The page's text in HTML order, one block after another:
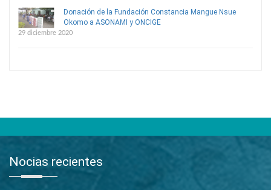
Donación de la Fundación Constancia Mangue Nsue
Okomo a ASONAMI y ONCIGE
29 diciembre 2020
Nocias recientes